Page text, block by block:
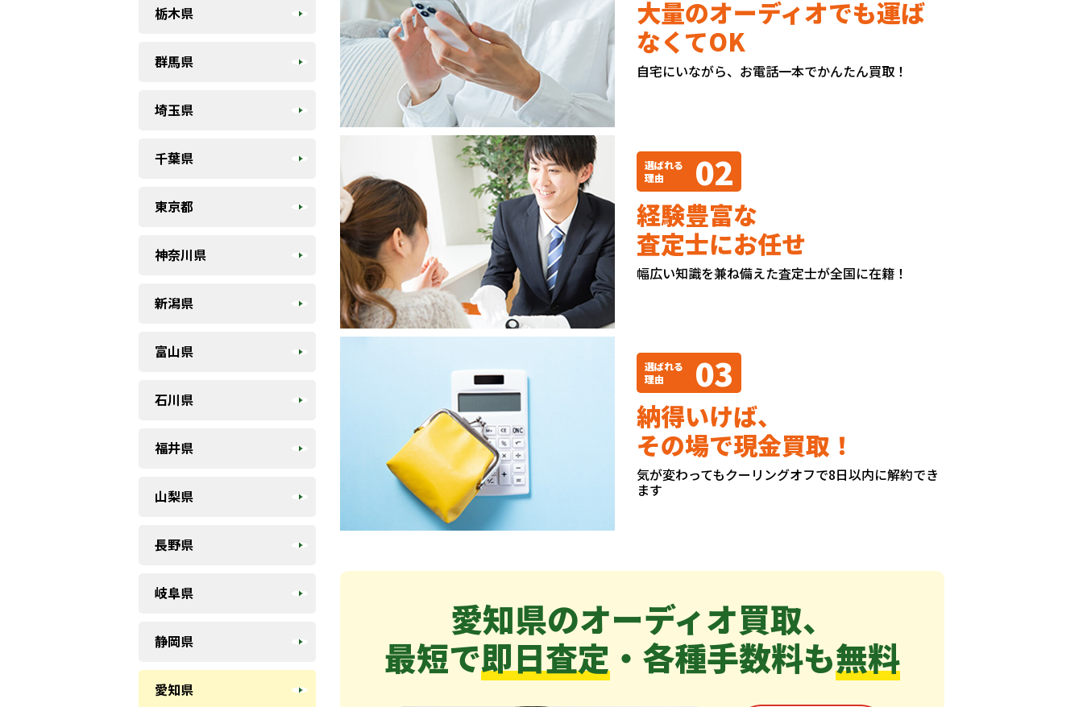
大量のオーディオでも運ば
なくてOK
自宅にいながら、お電話一本でかんたん買取！
選ばれる
理由
02
経験豊富な
査定士にお任せ
幅広い知識を兼ね備えた査定士が全国に在籍！
選ばれる
理由
03
納得いけば、
その場で現金買取！
気が変わってもクーリングオフで8日以内に解約でき
ます
愛知県のオーディオ買取、
最短で即日査定 ・各種手数料も無料
栃木県
群馬県
埼玉県
千葉県
東京都
神奈川県
新潟県
富山県
石川県
福井県
山梨県
長野県
岐阜県
静岡県
愛知県